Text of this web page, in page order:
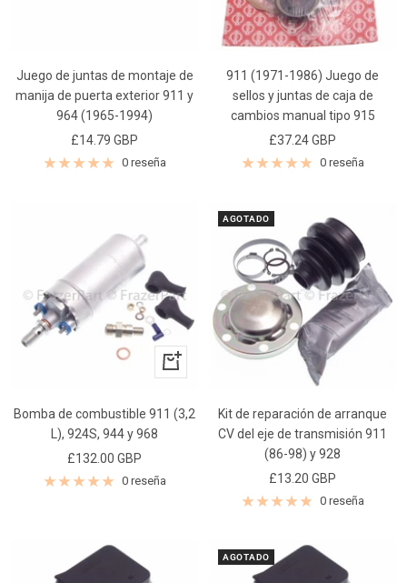
Juego de juntas de montaje de
manija de puerta exterior 911 y
964 (1965-1994)
Precio
de
£14.79 GBP
0 reseña
911 (1971-1986) Juego de
sellos y juntas de caja de
cambios manual tipo 915
Precio
de
£37.24 GBP
0 reseña
+
Añadir
Bomba de combustible 911 (3,2
L), 924S, 944 y 968
Precio
de
£132.00 GBP
0 reseña
AGOTADO
Kit de reparación de arranque
CV del eje de transmisión 911
(86-98) y 928
Precio
de
£13.20 GBP
0 reseña
AGOTADO